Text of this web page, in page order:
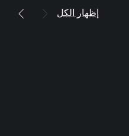
إظهار الكل